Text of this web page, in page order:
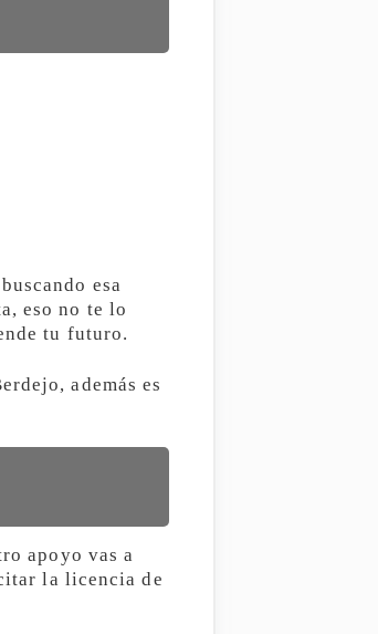
esa
eso no te lo
tu futuro.
además es
apoyo vas a
la licencia de